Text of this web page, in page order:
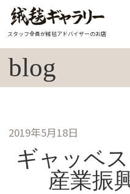
スタッフ全員が絨毯アドバイザーのお店
blog
2019年5月18日
ギャッベ
産業振